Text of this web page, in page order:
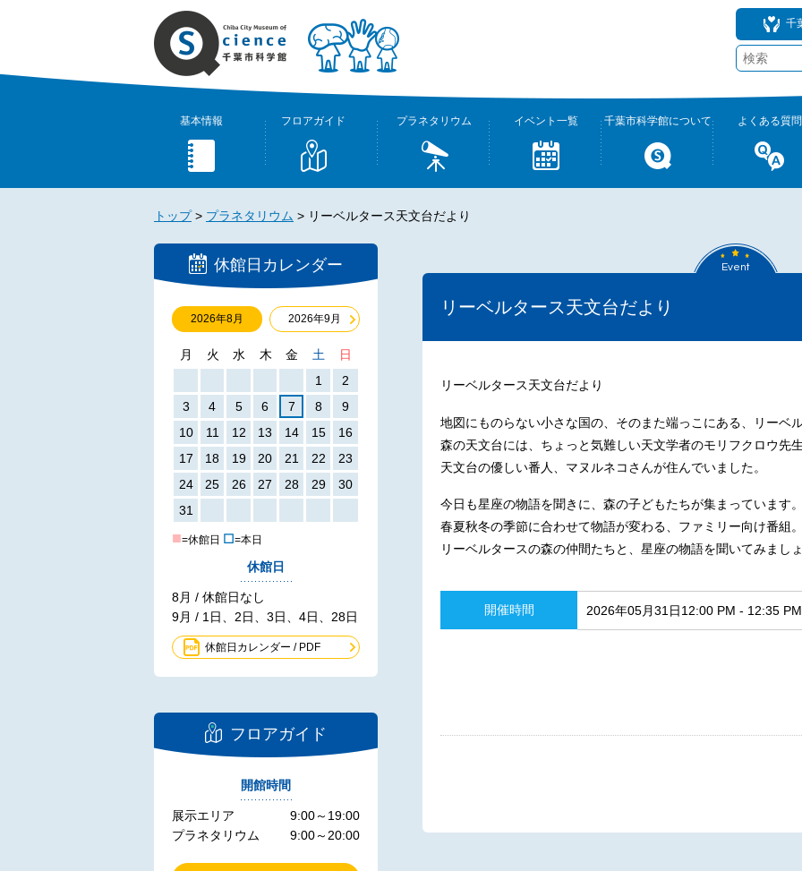
千
基本情報 フロアガイド プラネタリウム イベント一覧 千葉市科学館について よくある質問
トップ> プラネタリウム > リーベルタース天文台だより
休館日カレンダー
2026年8月 2026年9月
月 火 水 木 金 土
日
1
2
3
4 5 6 7 8
9
10
11 12 13 14 15
16
17
18 19 20 21 22
23
24
25 26 27 28 29
30
31
■=休館日 ☐=本日
休館日
8月 / 休館日なし
9月 / 1日、2日、3日、4日、28日
休館日カレンダー / PDF
フロアガイド
開館時間
展示エリア
プラネタリウム
9:00～19:00
9:00～20:00
Event
リーベルタース天文台だより
リーベルタース天文台だより
地図にものらない小さな国の、そのまた端っこにある、リーベル
森の天文台には、ちょっと気難しい天文学者のモリフクロウ先生
天文台の優しい番人、マヌルネコさんが住んでいました。
今日も星座の物語を聞きに、森の子どもたちが集まっています。
春夏秋冬の季節に合わせて物語が変わる、ファミリー向け番組。
リーベルタースの森の仲間たちと、星座の物語を聞いてみましょ
開催時間 2026年05月31日12:00 PM - 12:35 PM